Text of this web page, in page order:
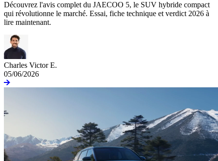
Découvrez l'avis complet du JAECOO 5, le SUV hybride compact
qui révolutionne le marché. Essai, fiche technique et verdict 2026 à
lire maintenant.
Charles Victor E.
05/06/2026